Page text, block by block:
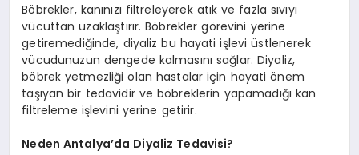
Böbrekler, kanınızı filtreleyerek atık ve fazla sıvıyı
vücuttan uzaklaştırır. Böbrekler görevini yerine
getiremediğinde, diyaliz bu hayati işlevi üstlenerek
vücudunuzun dengede kalmasını sağlar. Diyaliz,
böbrek yetmezliği olan hastalar için hayati önem
taşıyan bir tedavidir ve böbreklerin yapamadığı kan
filtreleme işlevini yerine getirir.
Neden Antalya’da Diyaliz Tedavisi?